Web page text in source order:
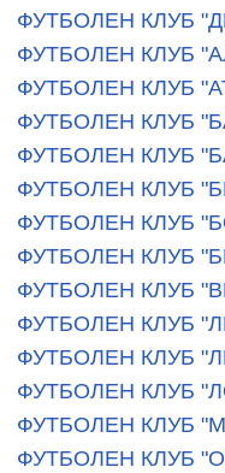
ФУТБОЛЕН КЛУБ
ФУТБОЛЕН КЛУБ
ФУТБОЛЕН КЛУБ
ФУТБОЛЕН КЛУБ
ФУТБОЛЕН КЛУБ
ФУТБОЛЕН КЛУБ
ФУТБОЛЕН КЛУБ
ФУТБОЛЕН КЛУБ
ФУТБОЛЕН КЛУБ
ФУТБОЛЕН КЛУБ
ФУТБОЛЕН КЛУБ
ФУТБОЛЕН КЛУБ
ФУТБОЛЕН КЛУБ
ФУТБОЛЕН КЛУБ